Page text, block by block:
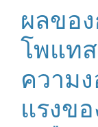
ผลขอ
โพแท
ความ
แรงข